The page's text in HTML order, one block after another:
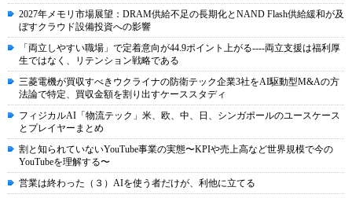
2027年メモリ市場展望：DRAM供給不足の長期化とNAND Flash供給緩和が及
ぼすクラウド設備投資への影響
「両立しやすい職場」で定着意向が44.9ポイント上がる----両立支援は福利厚
生ではなく、リテンション戦略である
三菱電機が買収すべきウクライナの防衛テック企業3社をAI駆動型M&Aの方
法論で特定、買収金額を割り出すケーススタディ
フィジカルAI「物流テック」米、欧、中、日、シンガポールのユースケース
とプレイヤーまとめ
割と知られていないYouTube事業の実態〜KPIや売上高など世界規模で今の
YouTubeを理解する〜
営業は終わった（３）AIを使う者だけが、利他に立てる